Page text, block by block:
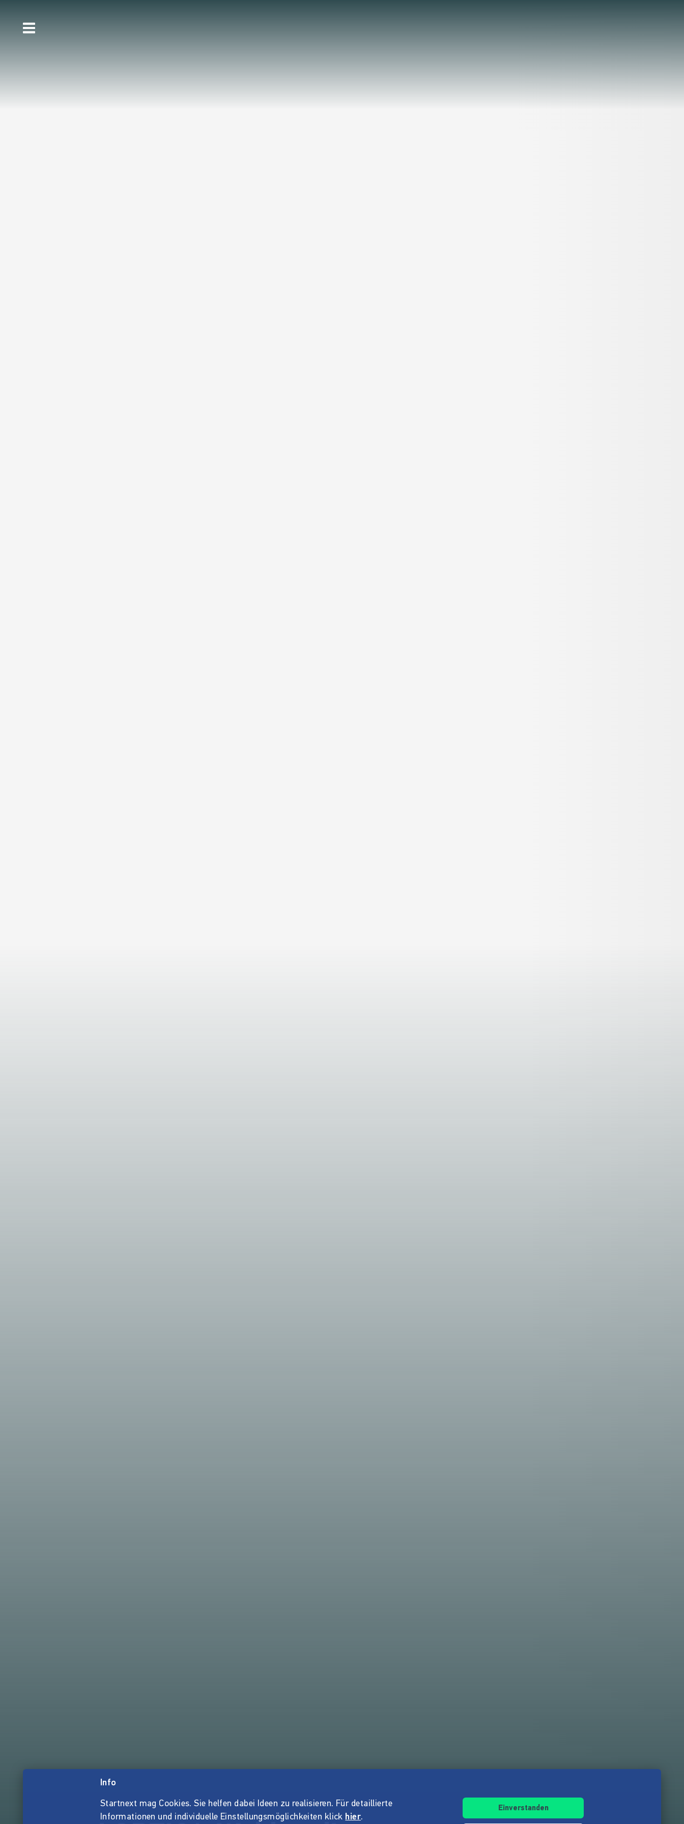
Info
Startnext mag Cookies. Sie helfen dabei Ideen zu realisieren. Für detaillierte
Informationen und individuelle Einstellungsmöglichkeiten klick hier.
Einverstanden